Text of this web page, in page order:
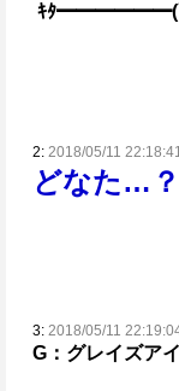
ｷﾀ━━━━━━(
2: 2018/05/11
どなた…？
3: 2018/05/11
G：グレイズア